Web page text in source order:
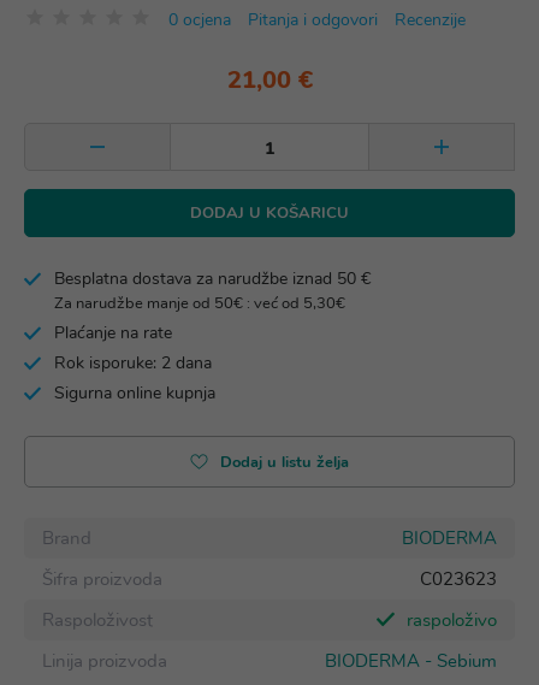
0 ocjena Pitanja i odgovori Recenzije
21,00 €
DODAJ U KOŠARICU
Besplatna dostava za narudžbe iznad 50 €
Za narudžbe manje od 50€ : već od 5,30€
Plaćanje na rate
Rok isporuke: 2 dana
Sigurna online kupnja
Dodaj u listu želja
Brand
BIODERMA
Šifra proizvoda
C023623
Raspoloživost
raspoloživo
Linija proizvoda
BIODERMA - Sebium